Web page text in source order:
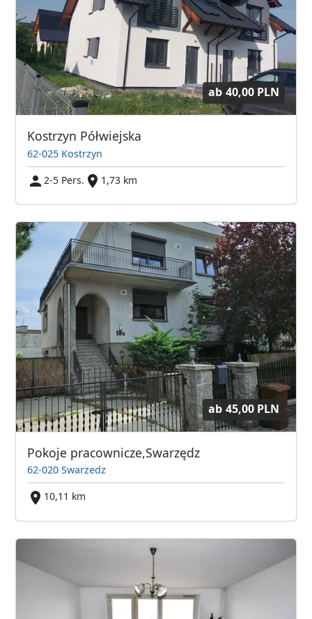
ab 40,00 PLN
Kostrzyn Półwiejska
62-025 Kostrzyn
2-5 Pers.
1,73 km
ab 45,00 PLN
Pokoje pracownicze,Swarzędz
62-020 Swarzedz
10,11 km